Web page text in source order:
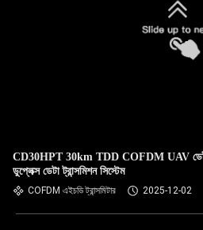
CD30HPT 30km TDD COFDM UAV
ডুপ্লেক্স ডেটা ট্রান্সমিশন সিস্টেম
COFDM এইচডি ট্রান্সমিটার 2025-12-02